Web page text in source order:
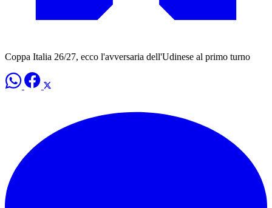
Coppa Italia 26/27, ecco l'avversaria dell'Udinese al primo turno